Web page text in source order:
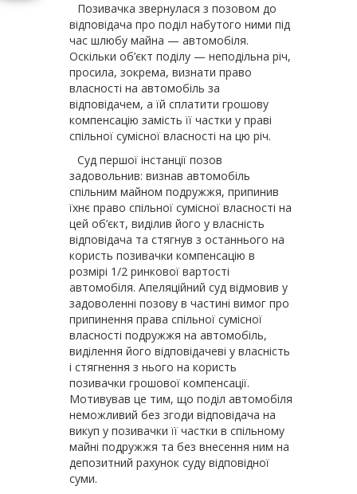
Позивачка звернулася з позовом до
відповідача про поділ набутого ними під
час шлюбу майна — автомобіля.
Оскільки об’єкт поділу — неподільна річ,
просила, зокрема, визнати право
власності на автомобіль за
відповідачем, а їй сплатити грошову
компенсацію замість її частки у праві
спільної сумісної власності на цю річ.
Суд першої інстанції позов
задовольнив: визнав автомобіль
спільним майном подружжя, припинив
їхнє право спільної сумісної власності на
цей об’єкт, виділив його у власність
відповідача та стягнув з останнього на
користь позивачки компенсацію в
розмірі 1/2 ринкової вартості
автомобіля. Апеляційний суд відмовив у
задоволенні позову в частині вимог про
припинення права спільної сумісної
власності по­дружжя на автомобіль,
виділення його відповідачеві у власність
і стягнення з нього на користь
позивачки грошової компенсації.
Мотивував це тим, що поділ автомобіля
неможливий без згоди відповідача на
викуп у позивачки її частки в спільному
майні подружжя та без внесення ним на
депозитний рахунок суду відповідної
суми.